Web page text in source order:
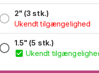
2" (3 stk.)
Ukendt tilgængelighed
1.5" (5 stk.)
Ukendt